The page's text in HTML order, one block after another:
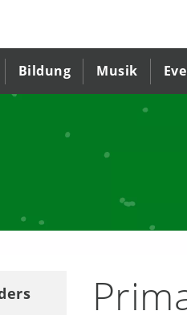
Bildung Musik